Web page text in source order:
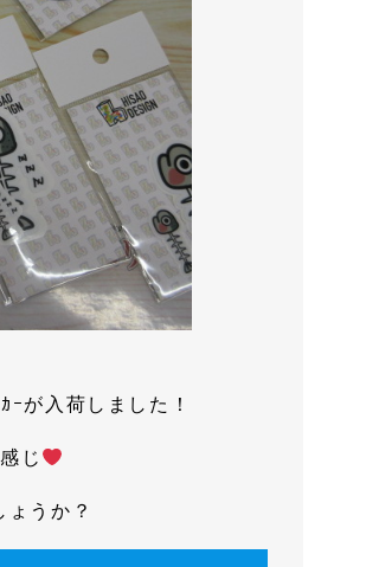
が入荷しました！
じ
うか？